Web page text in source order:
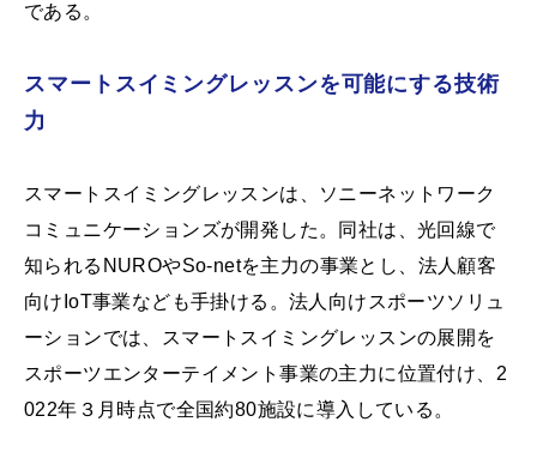
である。
スマートスイミングレッスンを可能にする技術
力
スマートスイミングレッスンは、ソニーネットワーク
コミュニケーションズが開発した。同社は、光回線で
知られるNUROやSo-netを主力の事業とし、法人顧客
向けIoT事業なども手掛ける。法人向けスポーツソリュ
ーションでは、スマートスイミングレッスンの展開を
スポーツエンターテイメント事業の主力に位置付け、2
022年３月時点で全国約80施設に導入している。